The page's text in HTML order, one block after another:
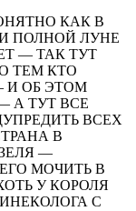
КАК В
ПОЛНОЙ ЛУНЕ
— ТАК ТУТ
ТЕМ КТО
И ОБ ЭТОМ
А ТУТ ВСЕ
ВСЕХ
В
—
МОЧИТЬ В
У КОРОЛЯ
С